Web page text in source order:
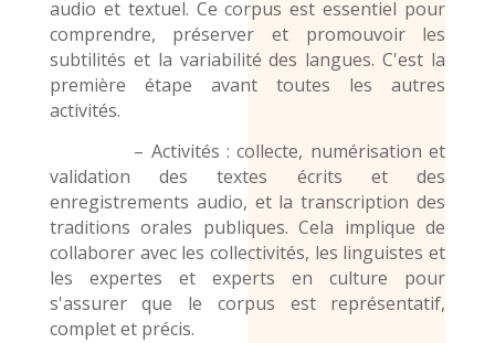
audio et textuel. Ce corpus est essentiel pour
comprendre, préserver et promouvoir les
subtilités et la variabilité des langues. C'est la
première étape avant toutes les autres
activités.
– Activités : collecte, numérisation et
validation des textes écrits et des
enregistrements audio, et la transcription des
traditions orales publiques. Cela implique de
collaborer avec les collectivités, les linguistes et
les expertes et experts en culture pour
s'assurer que le corpus est représentatif,
complet et précis.